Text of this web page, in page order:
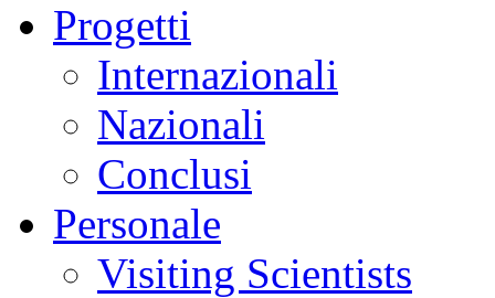
Progetti
Internazionali
Nazionali
Conclusi
Personale
Visiting Scientists